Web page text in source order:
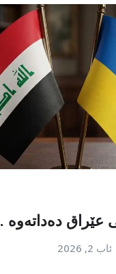
عێراق دەداتەوە .
ئاب 2, 2026